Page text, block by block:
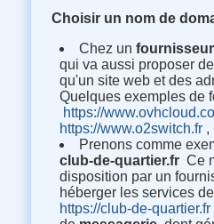
Choisir un nom de
Chez un
qui va aussi proposer
qu'un site web et des
Quelques exemples de
https://
https://www.o2switch.fr ,
Prenons comme
club-de-quartier.fr Ce
disposition par un
héberger les services
https://club-de-quartier.fr